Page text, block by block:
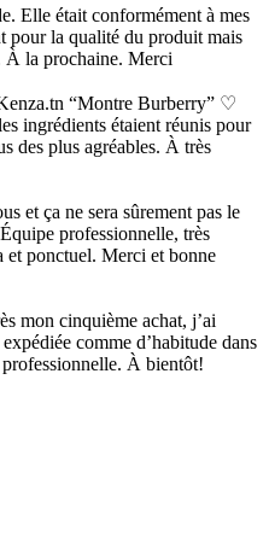
Elle était conformément à mes
pour la qualité du produit mais
À la prochaine. Merci
“Montre Burberry” ♡
ingrédients étaient réunis pour
des plus agréables. À très
et ça ne sera sûrement pas le
professionnelle, très
et ponctuel. Merci et bonne
mon cinquième achat, j’ai
comme d’habitude dans
À bientôt!